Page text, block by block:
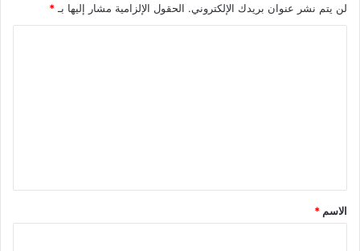
لن يتم نشر عنوان بريدك الإلكتروني. الحقول الإلزامية مشار إليها بـ *
*
الاسم *